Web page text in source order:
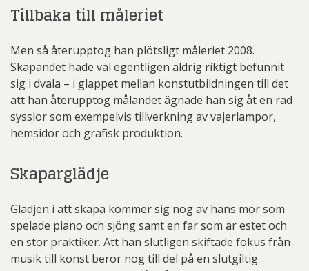
Tillbaka till måleriet
Men så återupptog han plötsligt måleriet 2008.
Skapandet hade väl egentligen aldrig riktigt befunnit
sig i dvala – i glappet mellan konstutbildningen till det
att han återupptog målandet ägnade han sig åt en rad
sysslor som exempelvis tillverkning av vajerlampor,
hemsidor och grafisk produktion.
Skaparglädje
Glädjen i att skapa kommer sig nog av hans mor som
spelade piano och sjöng samt en far som är estet och
en stor praktiker. Att han slutligen skiftade fokus från
musik till konst beror nog till del på en slutgiltig